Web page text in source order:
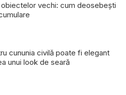
vechi: cum deosebești
cununia civilă poate fi elegant
unui look de seară